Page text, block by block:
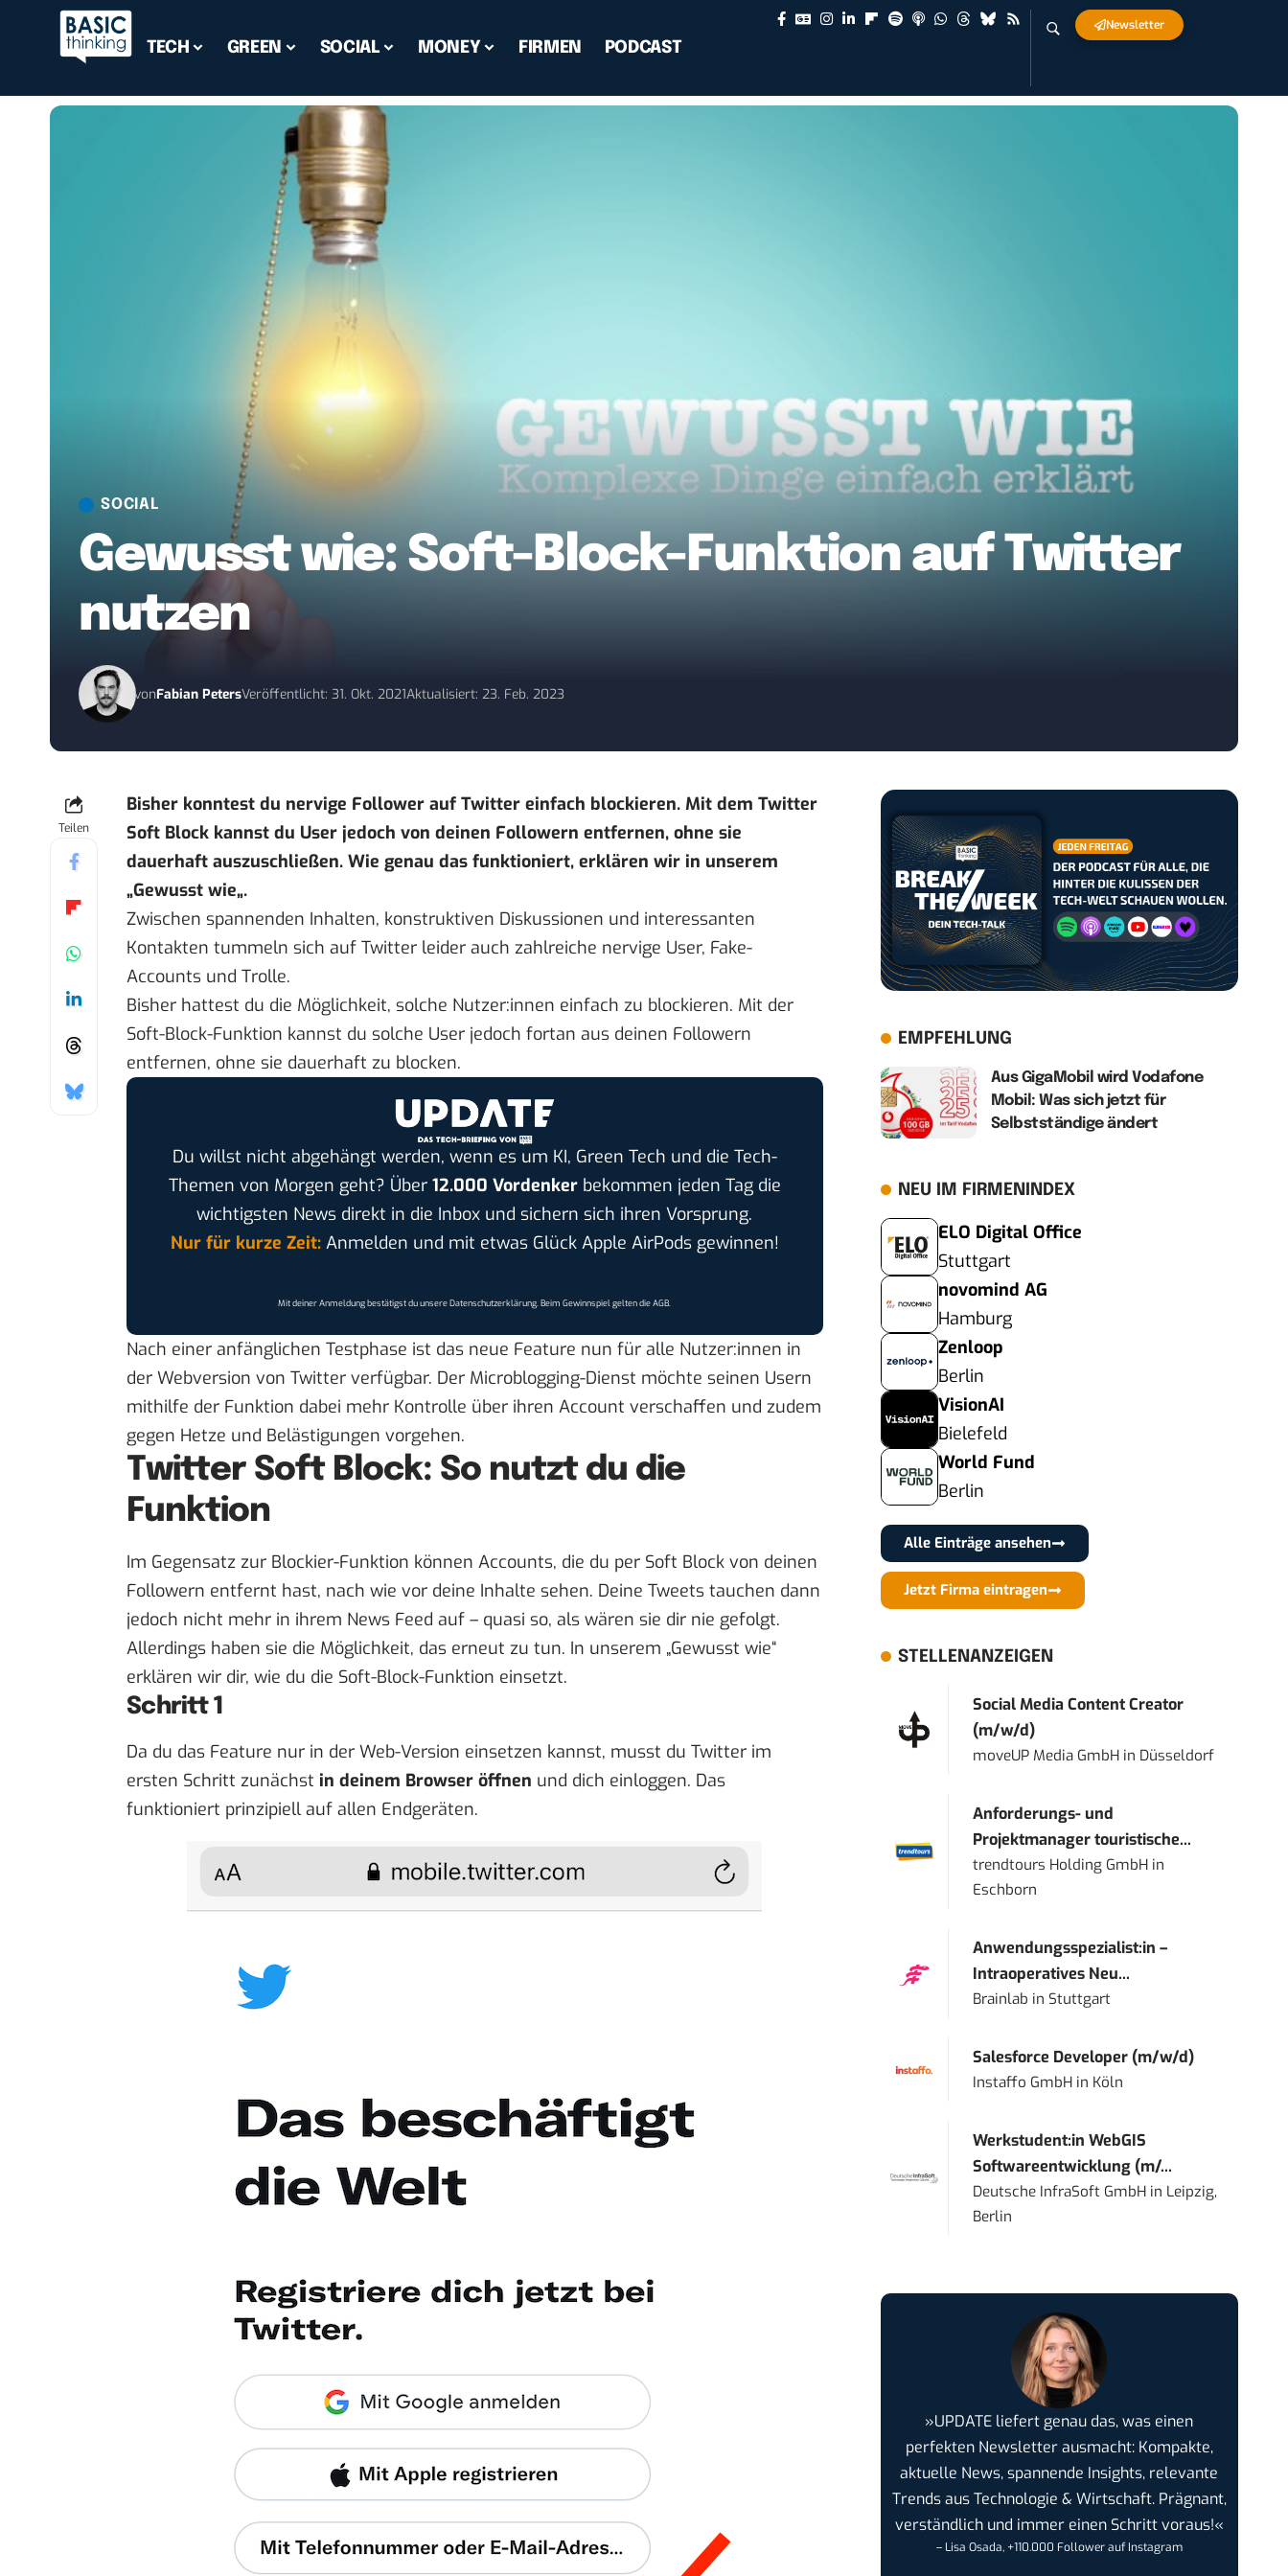
TECH GREEN SOCIAL MONEY FIRMEN PODCAST
Newsletter
SOCIAL
Gewusst wie: Soft-Block-Funktion auf Twitter
nutzen
vonFabian PetersVeröffentlicht: 31. Okt. 2021Aktualisiert: 23. Feb. 2023
Teilen
Bisher konntest du nervige Follower auf Twitter einfach blockieren. Mit dem Twitter
Soft Block kannst du User jedoch von deinen Followern entfernen, ohne sie
dauerhaft auszuschließen. Wie genau das funktioniert, erklären wir in unserem
„Gewusst wie„.
Zwischen spannenden Inhalten, konstruktiven Diskussionen und interessanten
Kontakten tummeln sich auf Twitter leider auch zahlreiche nervige User, Fake-
Accounts und Trolle.
Bisher hattest du die Möglichkeit, solche Nutzer:innen einfach zu blockieren. Mit der
Soft-Block-Funktion kannst du solche User jedoch fortan aus deinen Followern
entfernen, ohne sie dauerhaft zu blocken.
Du willst nicht abgehängt werden, wenn es um KI, Green Tech und die Tech-
Themen von Morgen geht? Über 12.000 Vordenkerbekommen jeden Tag die
wichtigsten News direkt in die Inbox und sichern sich ihren Vorsprung.
Nur für kurze Zeit:Anmelden und mit etwas Glück Apple AirPods gewinnen!
Mit deiner Anmeldung bestätigst du unsereDatenschutzerklärung. Beim Gewinnspiel gelten dieAGB.
Nach einer anfänglichen Testphase ist das neue Feature nun für alle Nutzer:innen in
der Webversion von Twitter verfügbar. Der Microblogging-Dienst möchte seinen Usern
mithilfe der Funktion dabei mehr Kontrolle über ihren Account verschaffen und zudem
gegen Hetze und Belästigungen vorgehen.
Twitter Soft Block: So nutzt du die
Funktion
Im Gegensatz zur Blockier-Funktion können Accounts, die du per Soft Block von deinen
Followern entfernt hast, nach wie vor deine Inhalte sehen. Deine Tweets tauchen dann
jedoch nicht mehr in ihrem News Feed auf – quasi so, als wären sie dir nie gefolgt.
Allerdings haben sie die Möglichkeit, das erneut zu tun. In unserem „Gewusst wie“
erklären wir dir, wie du die Soft-Block-Funktion einsetzt.
Schritt 1
Da du das Feature nur in der Web-Version einsetzen kannst, musst du Twitter im
ersten Schritt zunächst in deinem Browser öffnen und dich einloggen. Das
funktioniert prinzipiell auf allen Endgeräten.
EMPFEHLUNG
Aus GigaMobil wird Vodafone
Mobil: Was sich jetzt für
Selbstständige ändert
NEU IM FIRMENINDEX
ELO Digital Office
Stuttgart
novomind AG
Hamburg
Zenloop
Berlin
VisionAI
Bielefeld
World Fund
Berlin
Alle Einträge ansehen
Jetzt Firma eintragen
STELLENANZEIGEN
Social Media Content Creator
(m/w/d)
moveUP Media GmbH in Düsseldorf
Anforderungs- und
Projektmanager touristische...
trendtours Holding GmbH in
Eschborn
Anwendungsspezialist:in –
Intraoperatives Neu...
Brainlab in Stuttgart
Salesforce Developer (m/w/d)
Instaffo GmbH in Köln
Werkstudent:in WebGIS
Softwareentwicklung (m/...
Deutsche InfraSoft GmbH in Leipzig,
Berlin
»UPDATE liefert genau das, was einen
perfekten Newsletter ausmacht: Kompakte,
aktuelle News, spannende Insights, relevante
Trends aus Technologie & Wirtschaft. Prägnant,
verständlich und immer einen Schritt voraus!«
– Lisa Osada, +110.000 Follower auf Instagram